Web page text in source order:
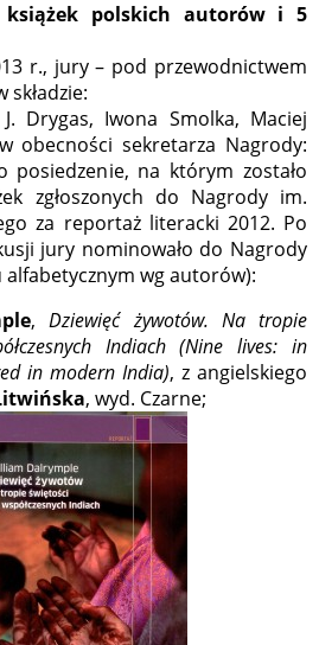
książek polskich autorów i 5
r., jury – pod przewodnictwem
składzie:
Drygas, Iwona Smolka, Maciej
obecności sekretarza Nagrody:
posiedzenie, na którym zostało
zgłoszonych do Nagrody im.
za reportaż literacki 2012. Po
jury nominowało do Nagrody
alfabetycznym wg autorów):
,Dziewięć żywotów. Na tropie
Indiach (Nine lives: in
in modern India), z angielskiego
, wyd. Czarne;